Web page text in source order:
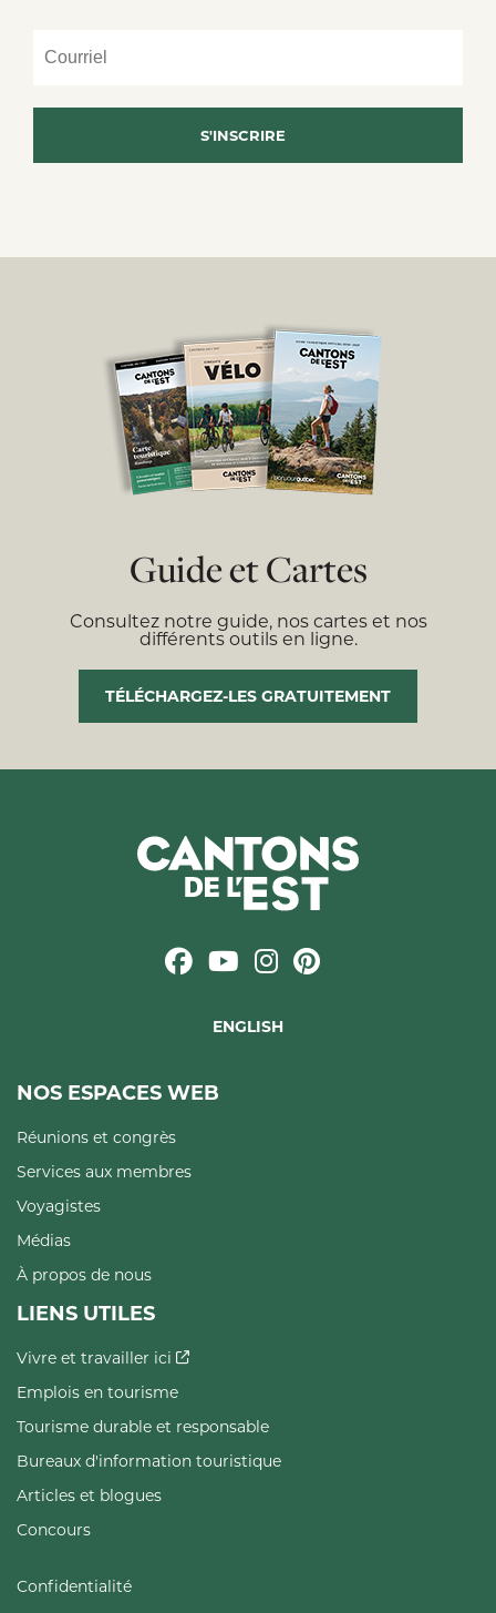
Guide et Cartes
Consultez notre guide, nos cartes et nos
différents outils en ligne.
TÉLÉCHARGEZ-LES GRATUITEMENT
ENGLISH
NOS ESPACES WEB
Réunions et congrès
Services aux membres
Voyagistes
Médias
À propos de nous
LIENS UTILES
Vivre et travailler ici
Emplois en tourisme
Tourisme durable et responsable
Bureaux d'information touristique
Articles et blogues
Concours
Confidentialité